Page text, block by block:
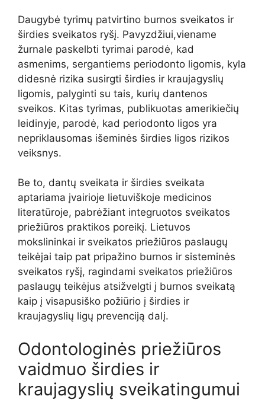
Daugybė tyrimų patvirtino burnos sveikatos ir
širdies sveikatos ryšį. Pavyzdžiui,viename
žurnale paskelbti tyrimai parodė, kad
asmenims, sergantiems periodonto ligomis, kyla
didesnė rizika susirgti širdies ir kraujagyslių
ligomis, palyginti su tais, kurių dantenos
sveikos. Kitas tyrimas, publikuotas amerikiečių
leidinyje, parodė, kad periodonto ligos yra
nepriklausomas išeminės širdies ligos rizikos
veiksnys.
Be to, dantų sveikata ir širdies sveikata
aptariama įvairioje lietuviškoje medicinos
literatūroje, pabrėžiant integruotos sveikatos
priežiūros praktikos poreikį. Lietuvos
mokslininkai ir sveikatos priežiūros paslaugų
teikėjai taip pat pripažino burnos ir sisteminės
sveikatos ryšį, ragindami sveikatos priežiūros
paslaugų teikėjus atsižvelgti į burnos sveikatą
kaip į visapusiško požiūrio į širdies ir
kraujagyslių ligų prevenciją dalį.
Odontologinės priežiūros
vaidmuo širdies ir
kraujagyslių sveikatingumui